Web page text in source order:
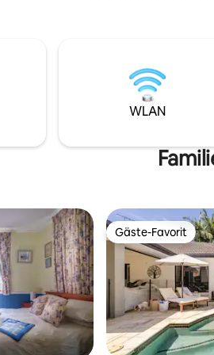
Studium handelt.
WLAN
Gäste-Favorit
Gäste-Favorit